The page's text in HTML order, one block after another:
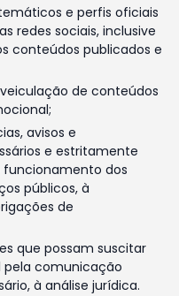
e perfis oficiais
redes sociais, inclusive
conteúdos publicados e
de conteúdos
avisos e
e estritamente
funcionamento dos
públicos, à
de
que possam suscitar
pela comunicação
à análise jurídica.